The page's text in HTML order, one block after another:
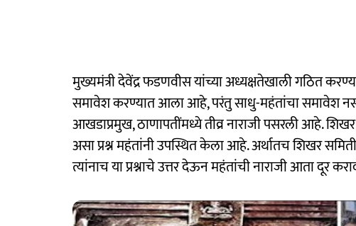
मुख्यमंत्री देवेंद्र फडणवीस यांच्या अध्यक्षतेखाली गठित
समावेश करण्यात आला आहे, परंतु साधु-महंतांचा समावेश
आखडाप्रमुख, ठाणापतींमध्ये तीव्र नाराजी पसरली आहे.
असा प्रश्न महंतांनी उपस्थित केला आहे. अर्थातच शिखर
त्यांनाच या प्रश्नाचे उत्तर देऊन महंतांची नाराजी आता दूर